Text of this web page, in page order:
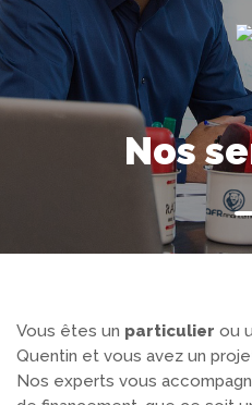
Nos
Vous êtes un particulier ou
Quentin et vous avez un
Nos experts vous